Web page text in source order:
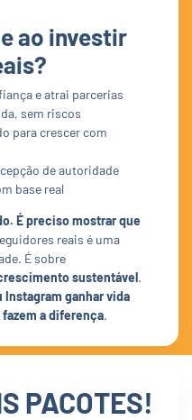
ao investir
e atrai parcerias
sem riscos
para crescer com
de autoridade
base real
É preciso mostrar que
reais é uma
É sobre
sustentável.
Instagram ganhar vida
a diferença.
PACOTES!